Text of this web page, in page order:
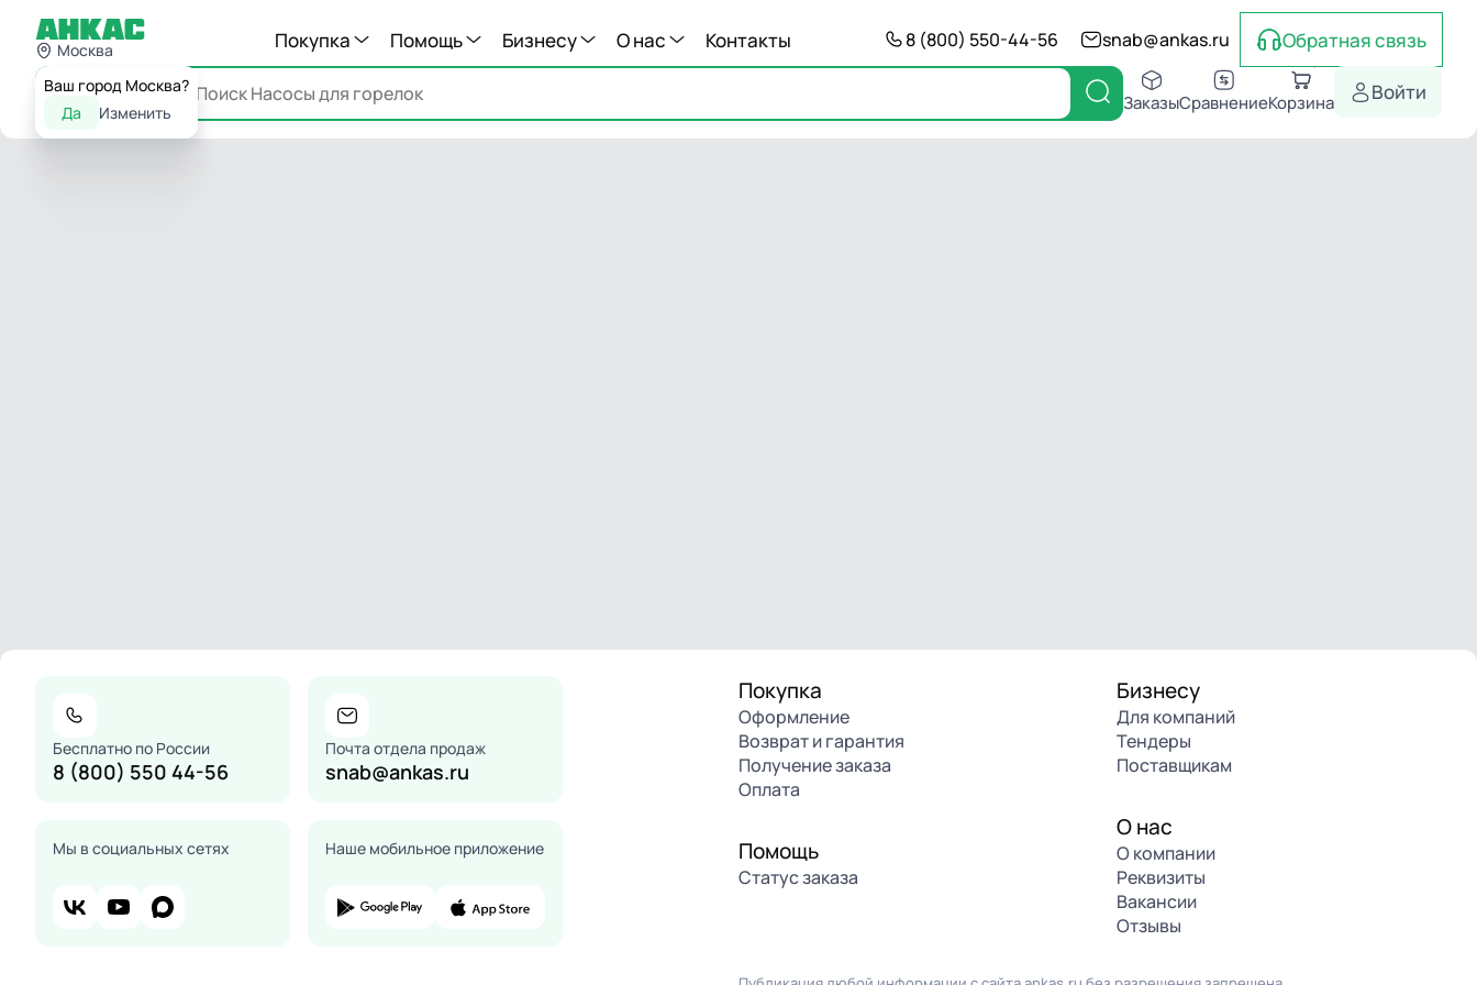
Москва
Ваш город Москва?
Да
Изменить
Покупка Помощь Бизнесу О нас Контакты 8 (800) 550-44-56 snab@ankas.ru Обратная связь
Каталог ЗаказыСравнениеКорзина Войти
Бесплатно по России
8 (800) 550 44-56
Почта отдела продаж
snab@ankas.ru
Мы в социальных сетях Наше мобильное приложение
Покупка
Оформление
Возврат и гарантия
Получение заказа
Оплата
Помощь
Статус заказа
Бизнесу
Для компаний
Тендеры
Поставщикам
О нас
О компании
Реквизиты
Вакансии
Отзывы